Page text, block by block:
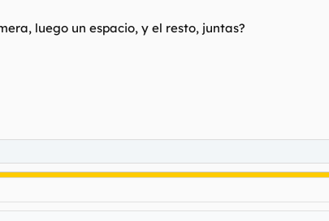
luego un espacio, y el resto, juntas?